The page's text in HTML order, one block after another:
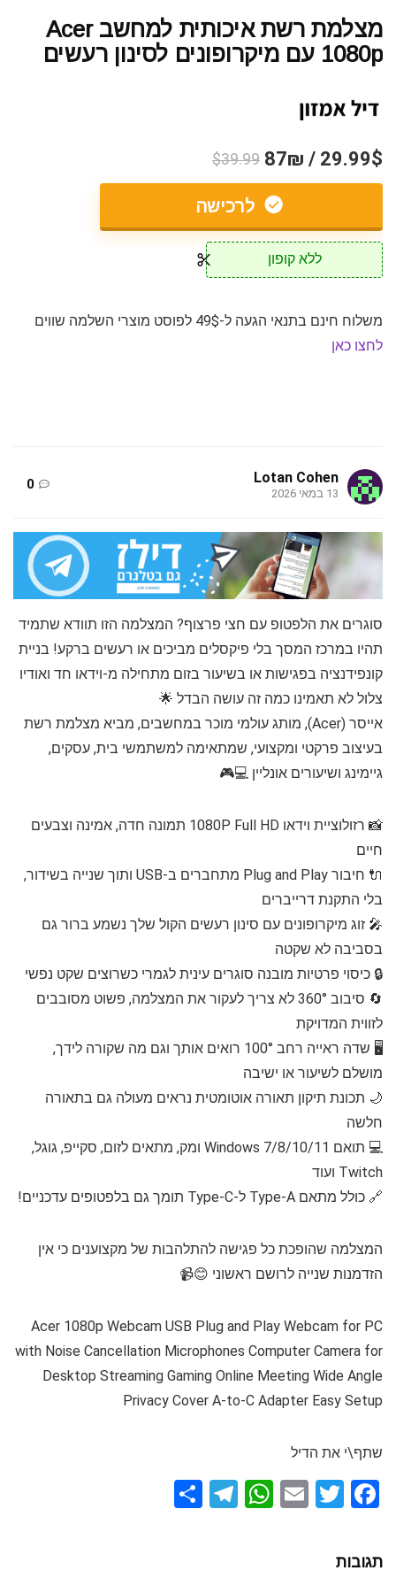
מצלמת רשת איכותית למחשב Acer
1080p עם מיקרופונים לסינון רעשים
29.99$ / 87₪
$39.99
לרכישה
ללא קופון
משלוח חינם בתנאי הגעה ל-49$ לפוסט מוצרי השלמה שווים
לחצו כאן
Lotan Cohen
13 במאי 2026
0
סוגרים את הלפטופ עם חצי פרצוף? המצלמה הזו תוודא שתמיד
תהיו במרכז המסך בלי פיקסלים מביכים או רעשים ברקע! בניית
קונפידנציה בפגישות או בשיעור בזום מתחילה מ-וידאו חד ואודיו
צלול לא תאמינו כמה זה עושה הבדל 🌟
אייסר (Acer), מותג עולמי מוכר במחשבים, מביא מצלמת רשת
בעיצוב פרקטי ומקצועי, שמתאימה למשתמשי בית, עסקים,
גיימינג ושיעורים אונליין 💻🎮
📸 רזולוציית וידאו 1080P Full HD תמונה חדה, אמינה וצבעים
חיים
🔌 חיבור Plug and Play מתחברים ב-USB ותוך שנייה בשידור,
בלי התקנת דרייברים
🎤 זוג מיקרופונים עם סינון רעשים הקול שלך נשמע ברור גם
בסביבה לא שקטה
🔒 כיסוי פרטיות מובנה סוגרים עינית לגמרי כשרוצים שקט נפשי
🔄 סיבוב 360° לא צריך לעקור את המצלמה, פשוט מסובבים
לזווית המדויקת
🖥️ שדה ראייה רחב 100° רואים אותך וגם מה שקורה לידך,
מושלם לשיעור או ישיבה
🌙 תכונת תיקון תאורה אוטומטית נראים מעולה גם בתאורה
חלשה
💻 תואם Windows 7/8/10/11 ומק, מתאים לזום, סקייפ, גוגל,
Twitch ועוד
🔗 כולל מתאם Type-A ל-Type-C תומך גם בלפטופים עדכניים!
המצלמה שהופכת כל פגישה להתלהבות של מקצוענים כי אין
הזדמנות שנייה לרושם ראשוני 😊📹
Acer 1080p Webcam USB Plug and Play Webcam for PC
with Noise Cancellation Microphones Computer Camera for
Desktop Streaming Gaming Online Meeting Wide Angle
Privacy Cover A-to-C Adapter Easy Setup
שתף\י את הדיל
F
ce
b
T
E
W
T
תגובות